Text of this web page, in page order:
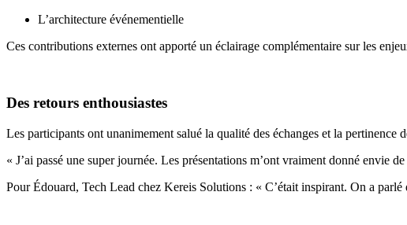
L’architecture événementielle
Ces contributions externes ont apporté un éclairage complémentaire sur les
Des retours enthousiastes
Les participants ont unanimement salué la qualité des échanges et la pertinence
« J’ai passé une super journée. Les présentations m’ont vraiment donné envie
Pour Édouard, Tech Lead chez Kereis Solutions : « C’était inspirant. On a